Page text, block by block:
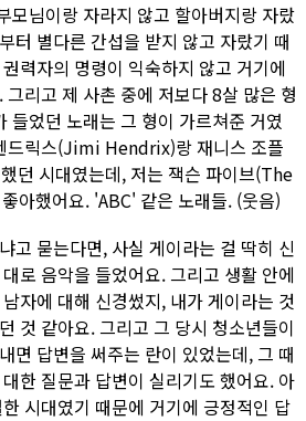
모님이랑 자라지 않고 할아버지랑 자랐
터 별다른 간섭을 받지 않고 자랐기 때
력자의 명령이 익숙하지 않고 거기에
리고 제 사촌 중에 저보다 8살 많은 형
들었던 노래는 그 형이 가르쳐준 거였
드릭스(Jimi Hendrix)랑 재니스 조플
던 시대였는데, 저는 잭슨 파이브(The
아했어요. 'ABC' 같은 노래들. (웃음)
고 묻는다면, 사실 게이라는 걸 딱히 신
로 음악을 들었어요. 그리고 생활 안에
자에 대해 신경썼지, 내가 게이라는 것
것 같아요. 그리고 그 당시 청소년들이
면 답변을 써주는 란이 있었는데, 그 때
한 질문과 답변이 실리기도 했어요. 아
시대였기 때문에 거기에 긍정적인 답